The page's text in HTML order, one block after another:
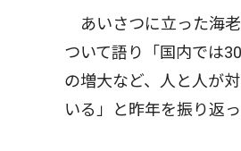
あいさつに立った海
ついて語り「国内では
の増大など、人と人が
いる」と昨年を振り返っ